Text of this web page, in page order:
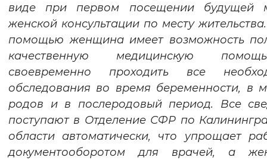
виде при первом посещении будущей
женской консультации по месту
помощью женщина имеет возможность
качественную медицинскую
своевременно проходить все
обследования во время беременности, в
родов и в послеродовый период. Все
поступают в Отделение СФР по
области автоматически, что упрощает
документооборотом для врачей, а